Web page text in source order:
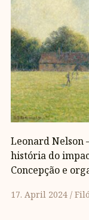
Leonard Nelson
história do
Concepção e
17. April 2024